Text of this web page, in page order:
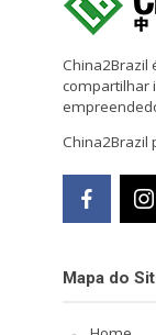
China2Brazil
compartilhar
China2Brazil
Mapa do